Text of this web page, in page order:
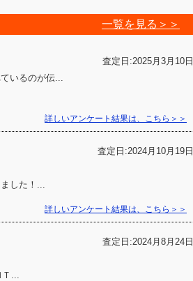
一覧を見る＞＞
査定日:2025月3月10日
いるのが伝...
詳しいアンケート結果は、こちら＞＞
査定日:2024月10月19日
した！...
詳しいアンケート結果は、こちら＞＞
査定日:2024月8月24日
...